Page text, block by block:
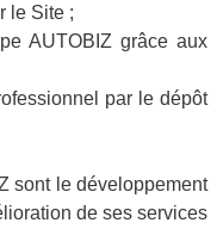
le Site ;
AUTOBIZ grâce aux
par le dépôt
sont le développement
de ses services